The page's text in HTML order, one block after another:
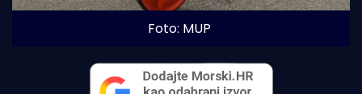
Foto: MUP